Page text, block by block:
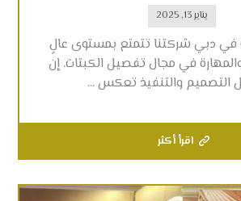
يناير 13, 2025
دبي شركتنا تتمتع بمستوى عالٍ
والمهارة في مجال تفصيل الكبتات. إن
التصميم والتنفيذ تعكس ...
اقرأ أكثر